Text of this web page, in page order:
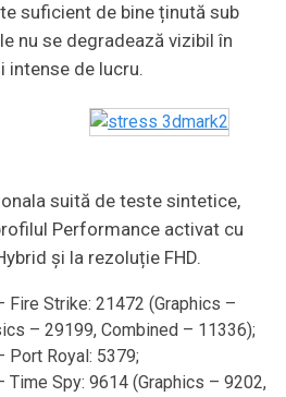
suficient de bine ținută sub
nu se degradează vizibil în
intense de lucru.
suită de teste sintetice,
Performance activat cu
și la rezoluție FHD.
Fire Strike: 21472 (Graphics –
– 29199, Combined – 11336);
Port Royal: 5379;
Time Spy: 9614 (Graphics – 9202,